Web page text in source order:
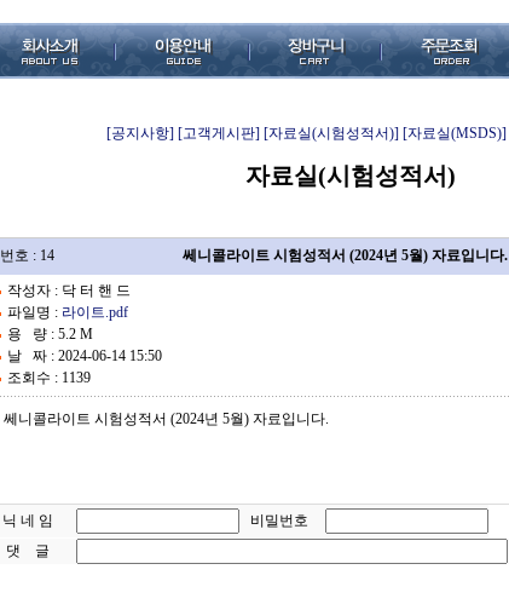
[공지사항] [고객게시판] [자료실(시험성적서)] [자료실(MSDS)]
자료실(시험성적서)
번호 : 14 쎄니콜라이트 시험성적서 (2024년 5월) 자료입니다.
작성자 : 닥 터 핸 드
파일명 : 라이트.pdf
용 량 : 5.2 M
날 짜 : 2024-06-14 15:50
조회수 : 1139
쎄니콜라이트 시험성적서 (2024년 5월) 자료입니다.
닉 네 임
비밀번호
댓 글